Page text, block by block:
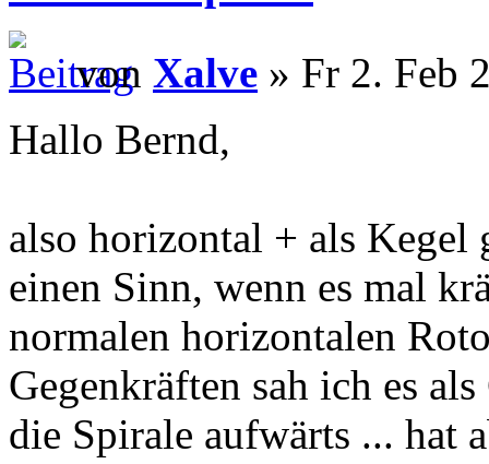
von Xalve » Fr 2. Feb
Hallo Bernd,
also horizontal + als Kegel
einen Sinn, wenn es mal
normalen horizontalen
Gegenkräften sah ich es
die Spirale aufwärts ... hat